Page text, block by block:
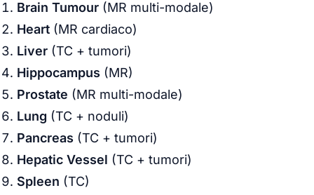
Brain Tumour (MR multi-modale)
Heart (MR cardiaco)
Liver (TC + tumori)
Hippocampus (MR)
Prostate (MR multi-modale)
Lung (TC + noduli)
Pancreas (TC + tumori)
Hepatic Vessel (TC + tumori)
Spleen (TC)